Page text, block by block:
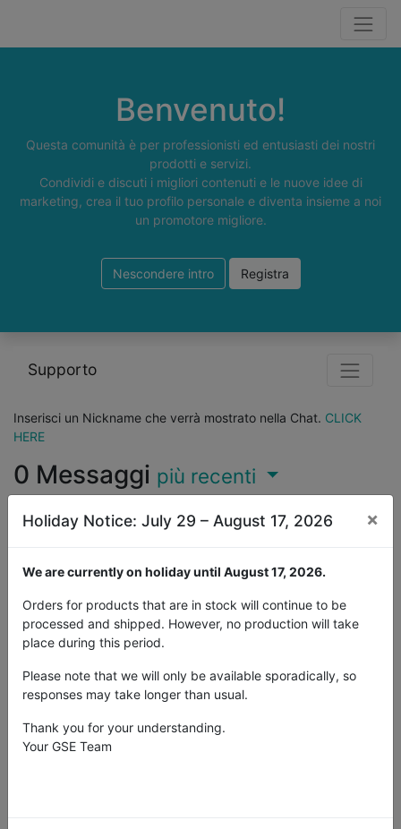
Benvenuto!
Questa comunità è per professionisti ed entusiasti dei nostri
prodotti e servizi.
Condividi e discuti i migliori contenuti e le nuove idee di
marketing, crea il tuo profilo personale e diventa insieme a noi
un promotore migliore.
Nescondere intro Registra
Supporto
Inserisci un Nickname che verrà mostrato nella Chat. CLICK
HERE
0 Messaggi più recenti
Fai una domanda Seleziona
Informazioni sulla comunità
Questa comunità è per professionisti ed entusiasti dei
nostri prodotti e servizi. Condividi e discuti i migliori
contenuti e le nuove idee di marketing, crea il tuo profilo
personale e diventa insieme a noi un promotore migliore.
Holiday Notice: July 29 – August 17, 2026 ×
We are currently on holiday until August 17, 2026.
Orders for products that are in stock will continue to be
processed and shipped. However, no production will take
place during this period.
Please note that we will only be available sporadically, so
responses may take longer than usual.
Thank you for your understanding.
Your GSE Team